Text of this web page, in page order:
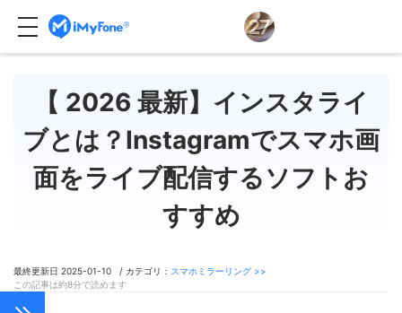
【 2026 最新】インスタライ
ブとは？Instagramでスマホ画
面をライブ配信するソフトお
すすめ
最終更新日 2025-01-10 / カテゴリ： スマホミラーリング >>
この記事は約8分で読めます